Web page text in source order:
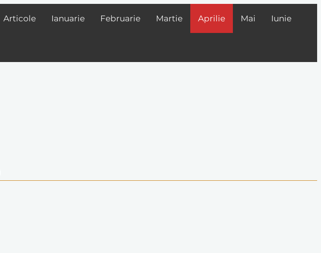
Articole Ianuarie Februarie Martie Aprilie Mai Iunie